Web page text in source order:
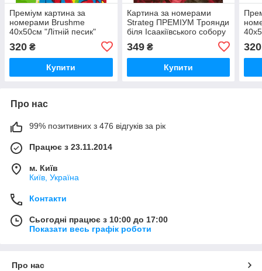
Преміум картина за
номерами Brushme
40x50см "Літній песик"
320 ₴
Купити
Картина за номерами
Strateg ПРЕМІУМ Троянди
біля Ісаакіївського собору
з лаком розміром 40х50
см (GS1241)
349₴
Купити
320
Про нас
99% позитивних з 476 відгуків за рік
Працює з 23.11.2014
м. Київ
Київ, Україна
Контакти
Сьогодні працює з 10:00 до 17:00
Показати весь графік роботи
Про нас